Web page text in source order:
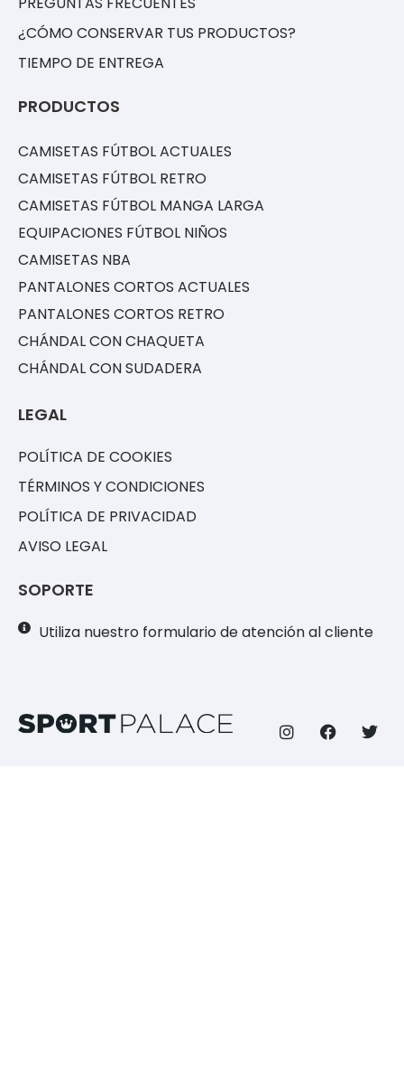
¿CÓMO CONSERVAR TUS PRODUCTOS?
TIEMPO DE ENTREGA
PRODUCTOS
CAMISETAS FÚTBOL ACTUALES
CAMISETAS FÚTBOL RETRO
CAMISETAS FÚTBOL MANGA LARGA
EQUIPACIONES FÚTBOL NIÑOS
CAMISETAS NBA
PANTALONES CORTOS ACTUALES
PANTALONES CORTOS RETRO
CHÁNDAL CON CHAQUETA
CHÁNDAL CON SUDADERA
LEGAL
POLÍTICA DE COOKIES
TÉRMINOS Y CONDICIONES
POLÍTICA DE PRIVACIDAD
AVISO LEGAL
SOPORTE
Utiliza nuestro formulario de atención al cliente